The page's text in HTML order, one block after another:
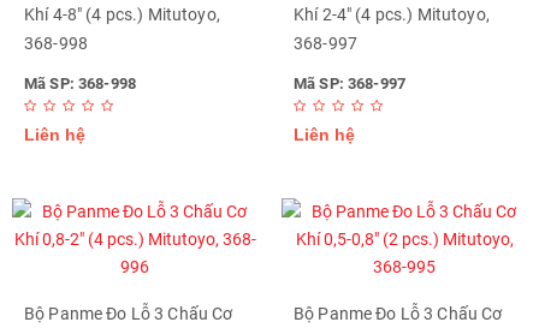
Khí 4-8" (4 pcs.) Mitutoyo,
368-998
Mã SP: 368-998
Liên hệ
Khí 2-4" (4 pcs.) Mitutoyo,
368-997
Mã SP: 368-997
Liên hệ
Bộ Panme Đo Lỗ 3 Chấu Cơ
Bộ Panme Đo Lỗ 3 Chấu Cơ